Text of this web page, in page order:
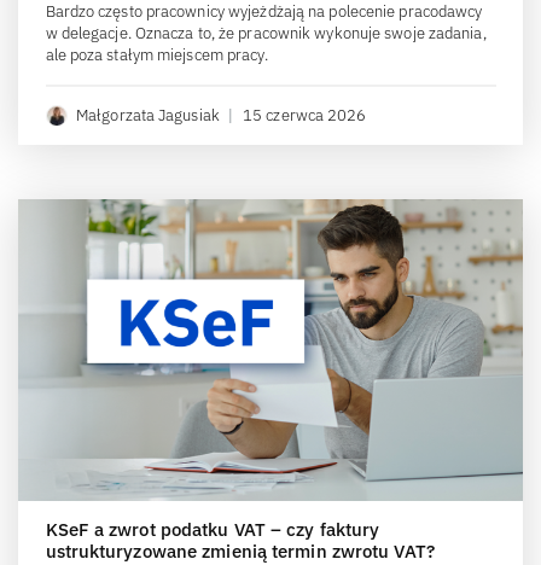
Bardzo często pracownicy wyjeżdżają na polecenie pracodawcy
w delegacje. Oznacza to, że pracownik wykonuje swoje zadania,
ale poza stałym miejscem pracy.
Małgorzata Jagusiak | 15 czerwca 2026
KSeF a zwrot podatku VAT – czy faktury
ustrukturyzowane zmienią termin zwrotu VAT?